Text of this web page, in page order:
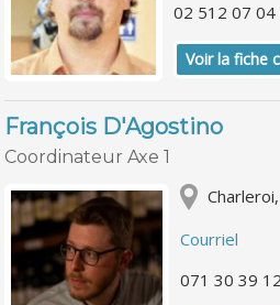
02 512 07 04
Voir la fiche
François D'Agostino
Coordinateur Axe 1
Courriel
071 30 39